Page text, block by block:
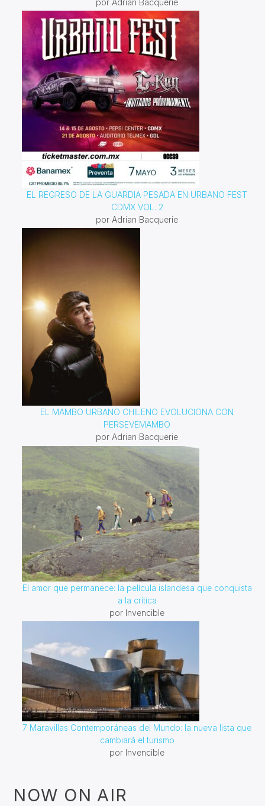
por Adrian Bacquerie
EL REGRESO DE LA GUARDIA PESADA EN URBANO FEST
CDMX VOL. 2
por Adrian Bacquerie
EL MAMBO URBANO CHILENO EVOLUCIONA CON
PERSEVEMAMBO
por Adrian Bacquerie
El amor que permanece: la película islandesa que conquista
a la crítica
por Invencible
7 Maravillas Contemporáneas del Mundo: la nueva lista que
cambiará el turismo
por Invencible
NOW ON AIR